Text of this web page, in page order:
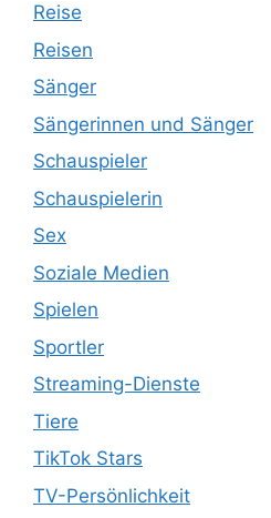
Reise
Reisen
Sänger
Sängerinnen und Sänger
Schauspieler
Schauspielerin
Sex
Soziale Medien
Spielen
Sportler
Streaming-Dienste
Tiere
TikTok Stars
TV-Persönlichkeit